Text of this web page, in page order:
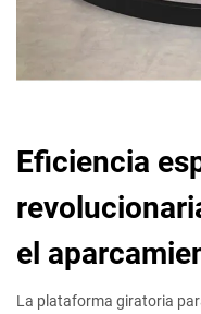
Eficiencia
el
La plataforma giratoria